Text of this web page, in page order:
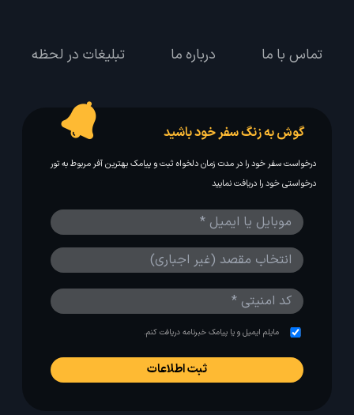
تماس با ما درباره ما تبلیغات در لحظه
گوش به زنگ سفر خود باشید
درخواست سفر خود را در مدت زمان دلخواه ثبت و پیامک بهترین آفر مربوط به تور
درخواستی خود را دریافت نمایید
مایلم ایمیل و یا پیامک خبرنامه دریافت کنم.